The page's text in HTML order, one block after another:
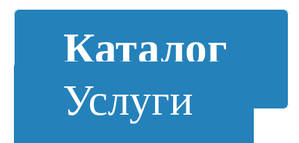
Каталог
Услуги